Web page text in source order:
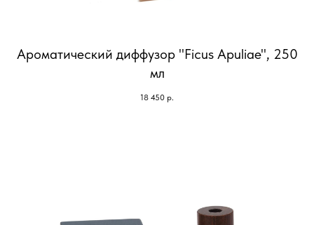
Ароматический диффузор "Ficus Apuliae", 250
мл
18 450 р.